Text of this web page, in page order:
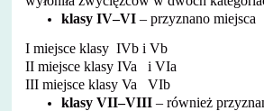
klasy IV–VI – przyznano miejsca
I miejsce klasy IVb i Vb
II miejsce klasy IVa i VIa
III miejsce klasy Va VIb
klasy VII–VIII – również